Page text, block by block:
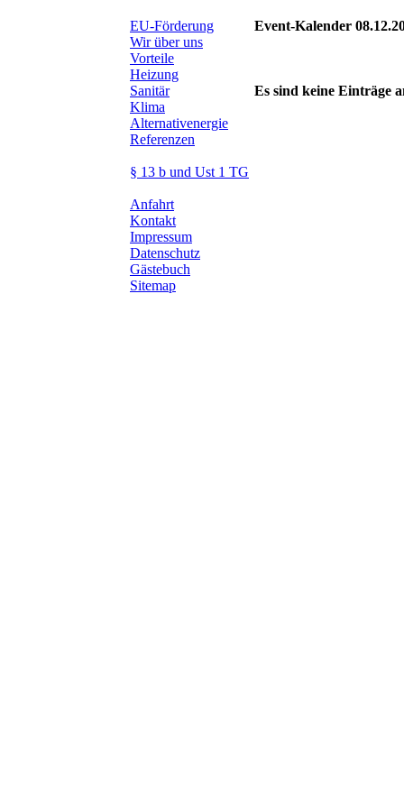
EU-Förderung
Wir über uns
Vorteile
Heizung
Sanitär
Klima
Alternativenergie
Referenzen
§ 13 b und Ust 1 TG
Anfahrt
Kontakt
Impressum
Datenschutz
Gästebuch
Sitemap
Event-Kalender
Es sind keine Einträge